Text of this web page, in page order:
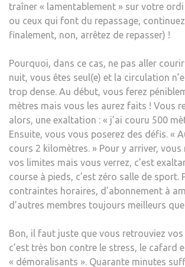
traîner « lamentablement » sur votre
ou ceux qui font du repassage,
finalement, non, arrêtez de repasser) !
Pourquoi, dans ce cas, ne pas aller
nuit, vous êtes seul(e) et la circulation
trop dense. Au début, vous ferez
mètres mais vous les aurez faits ! Vous
alors, une exaltation : « j’ai couru 500
Ensuite, vous vous poserez des défis. «
cours 2 kilomètres. » Pour y arriver, vous
vos limites mais vous verrez, c’est
course à pieds, c’est zéro salle de sport.
contraintes horaires, d’abonnement à
d’autres membres toujours meilleurs que
Bon, il faut juste que vous retrouviez
c’est très bon contre le stress, le cafard
« démoralisants ». Quarante minutes